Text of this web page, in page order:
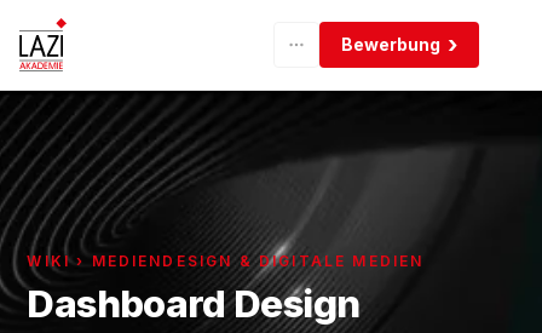
Bewerbung
WIKI › MEDIENDESIGN & DIGITALE MEDIEN
Dashboard Design